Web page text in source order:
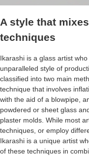
A style that
techniques
Ikarashi is a glass artist
unparalleled style of
classified into two main
technique that involves
with the aid of a blowpipe,
powdered or sheet glass
plaster molds. While most
techniques, or employ
Ikarashi is a unique artist
of these techniques in